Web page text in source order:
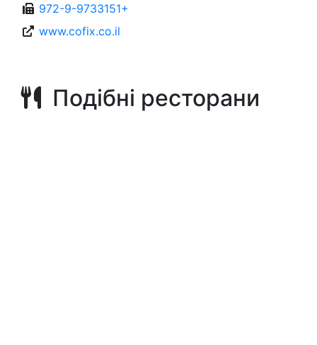
972-9-9733151+
www.cofix.co.il
Подібні ресторани